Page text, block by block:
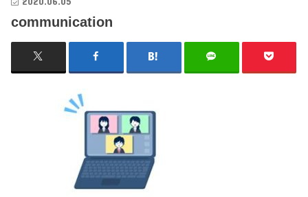
communication